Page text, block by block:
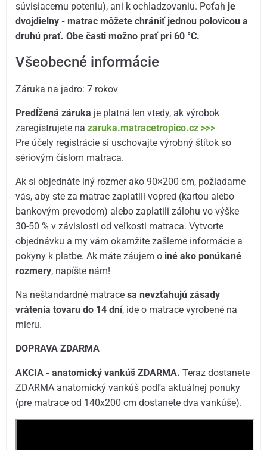
súvisiacemu poteniu), ani k ochladzovaniu. Poťah je
dvojdielny - matrac môžete chrániť jednou polovicou a
druhú prať. Obe časti možno prať pri 60 °C.
Všeobecné informácie
Záruka na jadro: 7 rokov
Predĺžená záruka je platná len vtedy, ak výrobok
zaregistrujete nazaruka.matracetropico.cz >>>
Pre účely registrácie si uschovajte výrobný štítok so
sériovým číslom matraca.
Ak si objednáte iný rozmer ako 90×200 cm, požiadame
vás, aby ste za matrac zaplatili vopred (kartou alebo
bankovým prevodom) alebo zaplatili zálohu vo výške
30-50 % v závislosti od veľkosti matraca. Vytvorte
objednávku a my vám okamžite zašleme informácie a
pokyny k platbe. Ak máte záujem o iné ako ponúkané
rozmery, napíšte nám!
Na neštandardné matracesa nevzťahujú zásady
vrátenia tovaru do 14 dní, ide o matrace vyrobené na
mieru.
DOPRAVA ZDARMA
AKCIA - anatomický vankúš ZDARMA. Teraz dostanete
ZDARMA anatomický vankúš podľa aktuálnej ponuky
(pre matrace od 140x200 cm dostanete dva vankúše).